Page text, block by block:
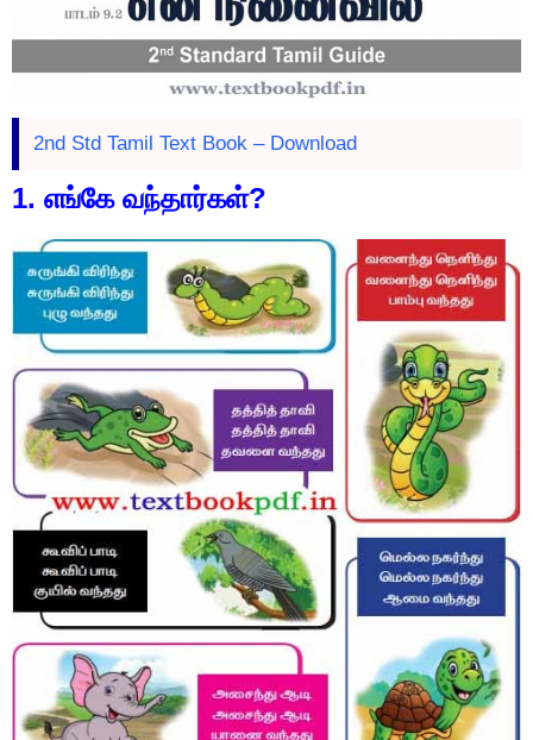
2nd Std Tamil Text Book – Download
1. எங்கே வந்தார்கள்?